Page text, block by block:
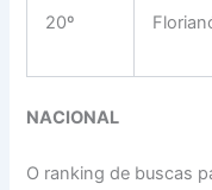
20º
NACIONAL
O ranking de buscas